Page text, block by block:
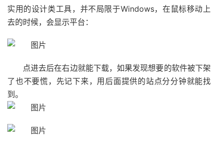
实用的设计类工具，并不局限于Windows，在鼠标移动上
去的时候，会显示平台：
点进去后在右边就能下载，如果发现想要的软件被下架
了也不要慌，先记下来，用后面提供的站点分分钟就能找
到。